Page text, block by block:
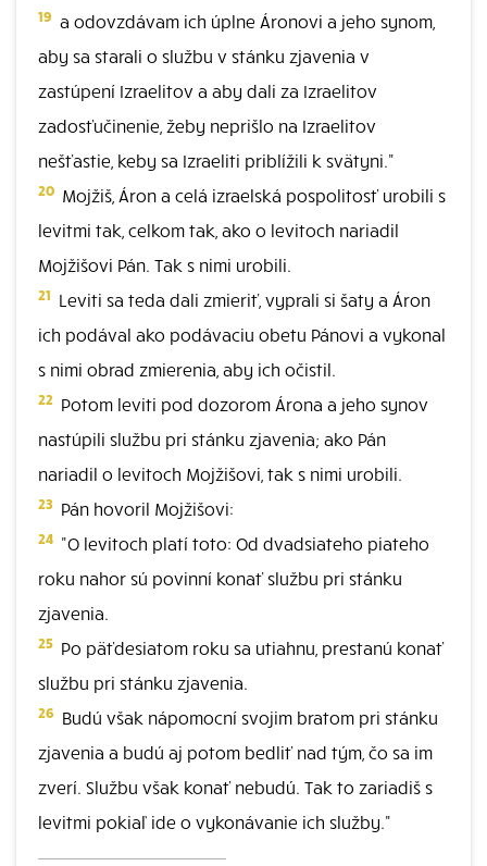
19 a odovzdávam ich úplne Áronovi a jeho synom,
aby sa starali o službu v stánku zjavenia v
zastúpení Izraelitov a aby dali za Izraelitov
zadosťučinenie, žeby neprišlo na Izraelitov
nešťastie, keby sa Izraeliti priblížili k svätyni."
20 Mojžiš, Áron a celá izraelská pospolitosť urobili s
levitmi tak, celkom tak, ako o levitoch nariadil
Mojžišovi Pán. Tak s nimi urobili.
21 Leviti sa teda dali zmieriť, vyprali si šaty a Áron
ich podával ako podávaciu obetu Pánovi a vykonal
s nimi obrad zmierenia, aby ich očistil.
22 Potom leviti pod dozorom Árona a jeho synov
nastúpili službu pri stánku zjavenia; ako Pán
nariadil o levitoch Mojžišovi, tak s nimi urobili.
23 Pán hovoril Mojžišovi:
24 "O levitoch platí toto: Od dvadsiateho piateho
roku nahor sú povinní konať službu pri stánku
zjavenia.
25 Po päťdesiatom roku sa utiahnu, prestanú konať
službu pri stánku zjavenia.
26 Budú však nápomocní svojim bratom pri stánku
zjavenia a budú aj potom bedliť nad tým, čo sa im
zverí. Službu však konať nebudú. Tak to zariadiš s
levitmi pokiaľ ide o vykonávanie ich služby."